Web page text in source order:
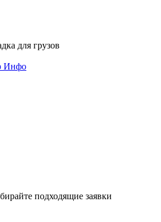
для грузов
Инфо
подходящие заявки